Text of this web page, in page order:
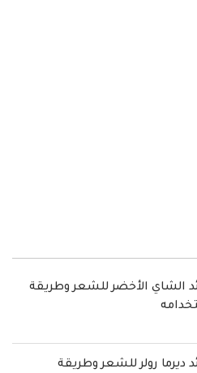
الشاي الأخضر للشعر وطريقة
ديرما رولر للشعر وطريقة